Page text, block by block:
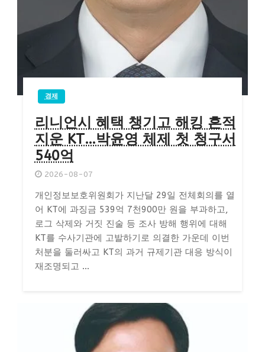
경제
리니언시 혜택 챙기고 해킹 흔적
지운 KT…박윤영 체제 첫 청구서
540억
2026-08-07
개인정보보호위원회가 지난달 29일 전체회의를 열
어 KT에 과징금 539억 7천900만 원을 부과하고,
로그 삭제와 거짓 진술 등 조사 방해 행위에 대해
KT를 수사기관에 고발하기로 의결한 가운데 이번
처분을 둘러싸고 KT의 과거 규제기관 대응 방식이
재조명되고 ...